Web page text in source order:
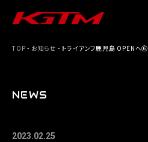
TOP - お知らせ - トライアンフ鹿児島 OPENへ⑥
NEWS
2023.02.25